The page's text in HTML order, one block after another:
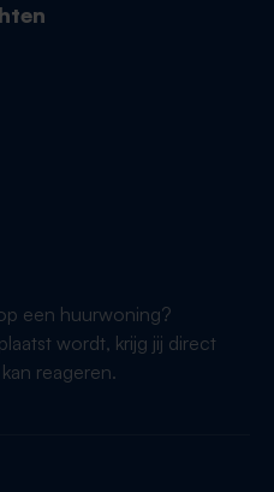
een huurwoning?
wordt, krijg jij direct
reageren.